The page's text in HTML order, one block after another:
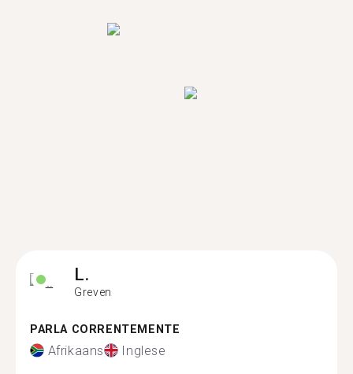
L.
Greven
PARLA CORRENTEMENTE
Afrikaans Inglese